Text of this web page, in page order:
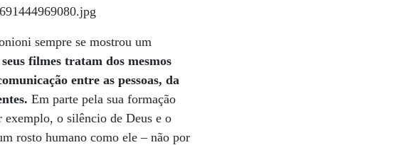
sempre se mostrou um
filmes tratam dos mesmos
entre as pessoas, da
Em parte pela sua formação
o silêncio de Deus e o
rosto humano como ele – não por